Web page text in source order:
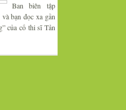
Ban biên tập
bạn đọc xa gần
của cố thi sĩ Tản